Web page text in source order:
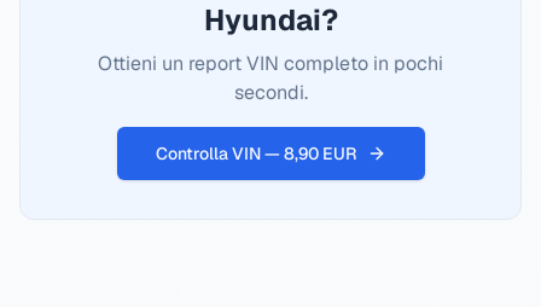
Hyundai?
Ottieni un report VIN completo in pochi
secondi.
Controlla VIN — 8,90 EUR